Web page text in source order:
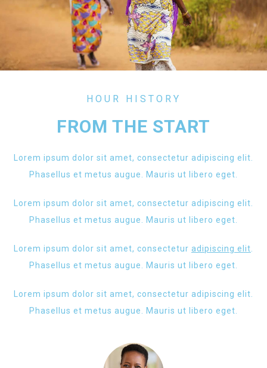
HOUR HISTORY
FROM THE START
Lorem ipsum dolor sit amet, consectetur adipiscing elit.
Phasellus et metus augue. Mauris ut libero eget.
Lorem ipsum dolor sit amet, consectetur adipiscing elit.
Phasellus et metus augue. Mauris ut libero eget.
Lorem ipsum dolor sit amet, consectetur adipiscing elit
Phasellus et metus augue. Mauris ut libero eget.
Lorem ipsum dolor sit amet, consectetur adipiscing elit.
Phasellus et metus augue. Mauris ut libero eget.